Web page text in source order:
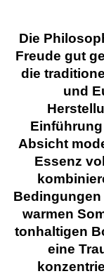
Die
Freude gut
die
und
Absicht
Essenz
Bedingungen
warmen
tonhaltigen
eine